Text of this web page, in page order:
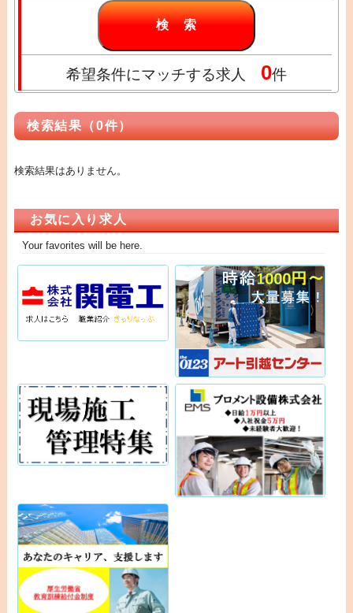
希望条件にマッチする求人 0件
検索結果（0件）
検索結果はありません。
お気に入り求人
Your favorites will be here.